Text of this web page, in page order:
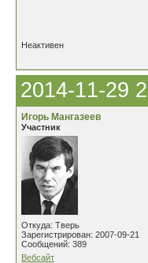
Неактивен
2014-11-29
Игорь Мангазеев
Участник
Откуда: Тверь
Зарегистрирован: 2007-09-21
Сообщений: 389
Вебсайт